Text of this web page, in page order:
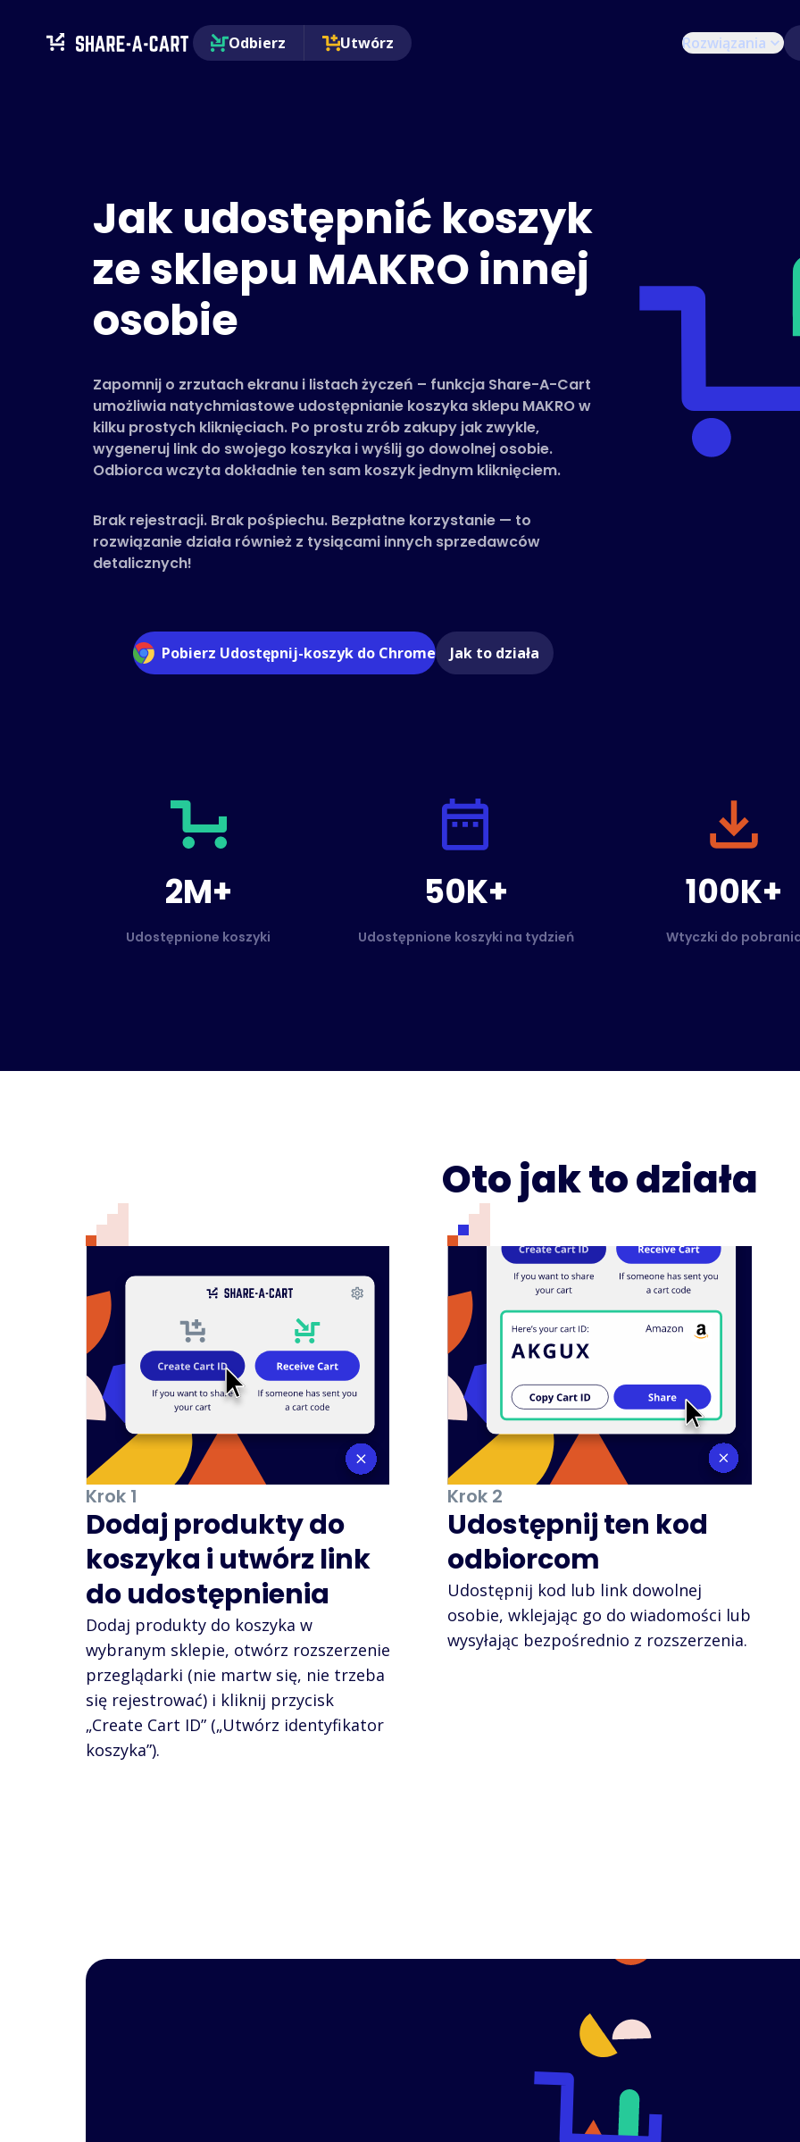
Odbierz Utwórz Rozwiązania
Jak udostępnić koszyk
ze sklepu MAKRO innej
osobie
Zapomnij o zrzutach ekranu i listach życzeń – funkcja Share-A-Cart
umożliwia natychmiastowe udostępnianie koszyka sklepu MAKRO w
kilku prostych kliknięciach. Po prostu zrób zakupy jak zwykle,
wygeneruj link do swojego koszyka i wyślij go dowolnej osobie.
Odbiorca wczyta dokładnie ten sam koszyk jednym kliknięciem.
Brak rejestracji. Brak pośpiechu. Bezpłatne korzystanie — to
rozwiązanie działa również z tysiącami innych sprzedawców
detalicznych!
Pobierz Udostępnij-koszyk do Chrome Jak to działa
2M+
Udostępnione koszyki
50K+
Udostępnione koszyki na tydzień
100K+
Wtyczki do
Oto jak to działa
Krok 1
Dodaj produkty do
koszyka i utwórz link
do udostępnienia
Dodaj produkty do koszyka w
wybranym sklepie, otwórz rozszerzenie
przeglądarki (nie martw się, nie trzeba
się rejestrować) i kliknij przycisk
„Create Cart ID” („Utwórz identyfikator
koszyka”).
Krok 2
Udostępnij ten kod
odbiorcom
Udostępnij kod lub link dowolnej
osobie, wklejając go do wiadomości lub
wysyłając bezpośrednio z rozszerzenia.